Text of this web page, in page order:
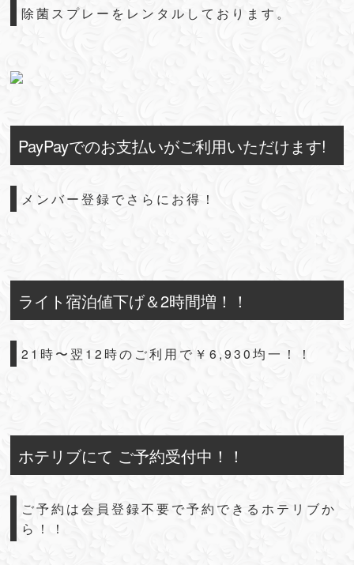
除菌スプレーをレンタルしております。
PayPayでのお支払いがご利用いただけます!
メンバー登録でさらにお得！
ライト宿泊値下げ＆2時間増！！
21時〜翌12時のご利用で￥6,930均一！！
ホテリブにて ご予約受付中！！
ご予約は会員登録不要で予約できるホテリブか
ら！！